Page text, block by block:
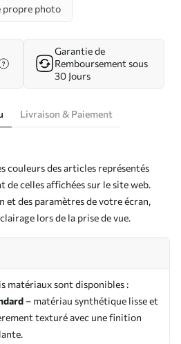
propre photo
Garantie de
Remboursement sous
30 Jours
Livraison & Paiement
couleurs des articles représentés
celles affichées sur le site web.
et des paramètres de votre écran,
lors de la prise de vue.
matériaux sont disponibles :
– matériau synthétique lisse et
texturé avec une finition